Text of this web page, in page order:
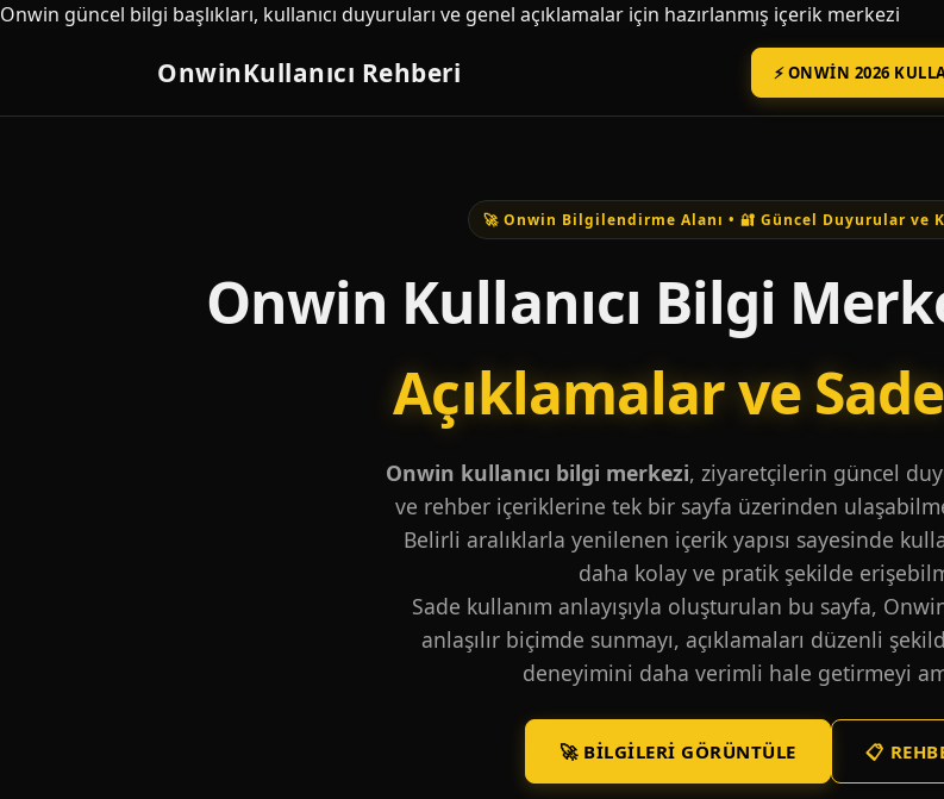
Onwin güncel bilgi başlıkları, kullanıcı duyuruları ve genel açıklamalar için hazırlanmış içerik merkezi
OnwinKullanıcı Rehberi ⚡ ONWIN 2026
🚀 Onwin Bilgilendirme Alanı • 🔐 Güncel Duyurular ve
Onwin Kullanıcı Bilgi
Açıklamalar ve
Onwin kullanıcı bilgi merkezi, ziyaretçilerin güncel
ve rehber içeriklerine tek bir sayfa üzerinden
Belirli aralıklarla yenilenen içerik yapısı sayesinde
daha kolay ve pratik şekilde
Sade kullanım anlayışıyla oluşturulan bu sayfa,
anlaşılır biçimde sunmayı, açıklamaları düzenli
deneyimini daha verimli hale getirmeyi
🚀 BILGILERI GÖRÜNTÜLE 📋